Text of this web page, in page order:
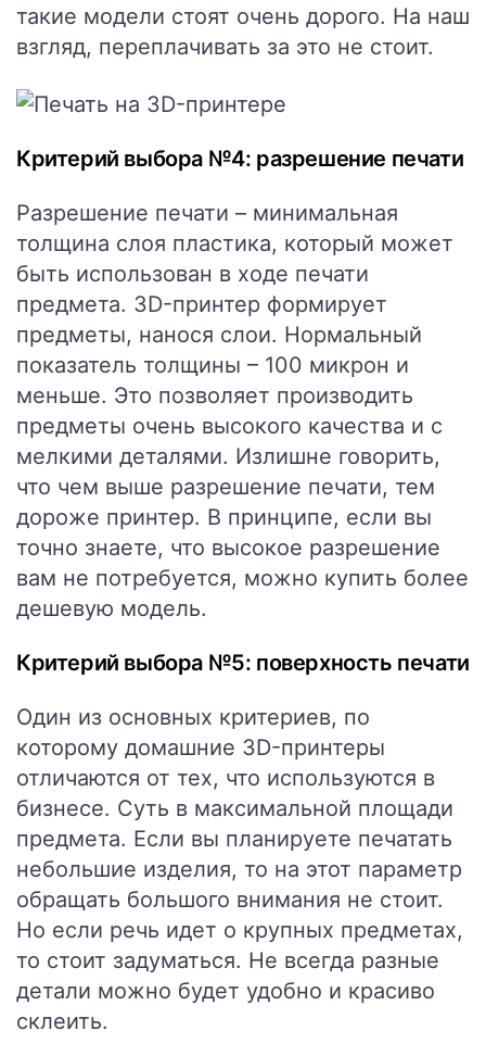
такие модели стоят очень дорого. На наш
взгляд, переплачивать за это не стоит.
Критерий выбора №4: разрешение печати
Разрешение печати – минимальная
толщина слоя пластика, который может
быть использован в ходе печати
предмета. 3D-принтер формирует
предметы, нанося слои. Нормальный
показатель толщины – 100 микрон и
меньше. Это позволяет производить
предметы очень высокого качества и с
мелкими деталями. Излишне говорить,
что чем выше разрешение печати, тем
дороже принтер. В принципе, если вы
точно знаете, что высокое разрешение
вам не потребуется, можно купить более
дешевую модель.
Критерий выбора №5: поверхность печати
Один из основных критериев, по
которому домашние 3D-принтеры
отличаются от тех, что используются в
бизнесе. Суть в максимальной площади
предмета. Если вы планируете печатать
небольшие изделия, то на этот параметр
обращать большого внимания не стоит.
Но если речь идет о крупных предметах,
то стоит задуматься. Не всегда разные
детали можно будет удобно и красиво
склеить.